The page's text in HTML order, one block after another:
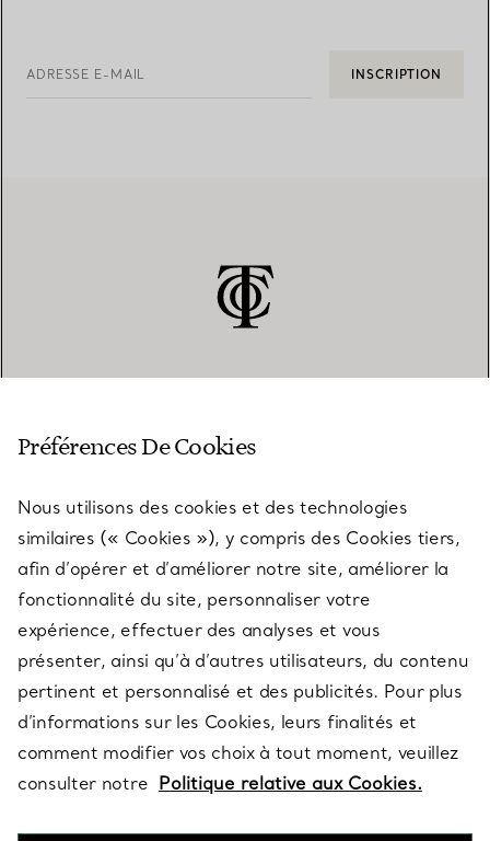
ADRESSE E-MAIL INSCRIPTION
SERVICES
À PROPOS
QUESTIONS LÉGALES
SUIVEZ-NOUS
Préférences De Cookies
Nous utilisons des cookies et des technologies
similaires (« Cookies »), y compris des Cookies tiers,
afin d’opérer et d’améliorer notre site, améliorer la
fonctionnalité du site, personnaliser votre
expérience, effectuer des analyses et vous
présenter, ainsi qu’à d’autres utilisateurs, du contenu
pertinent et personnalisé et des publicités. Pour plus
d’informations sur les Cookies, leurs finalités et
comment modifier vos choix à tout moment, veuillez
consulter notre Politique relative aux Cookies.